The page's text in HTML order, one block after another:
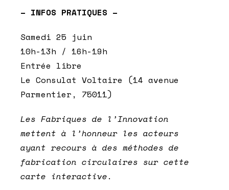
– INFOS PRATIQUES –
Samedi 25 juin
10h-13h / 16h-19h
Entrée libre
Le Consulat Voltaire (14 avenue
Parmentier, 75011)
Les Fabriques de l’Innovation
mettent à l’honneur les acteurs
ayant recours à des méthodes de
fabrication circulaires sur cette
carte interactive.